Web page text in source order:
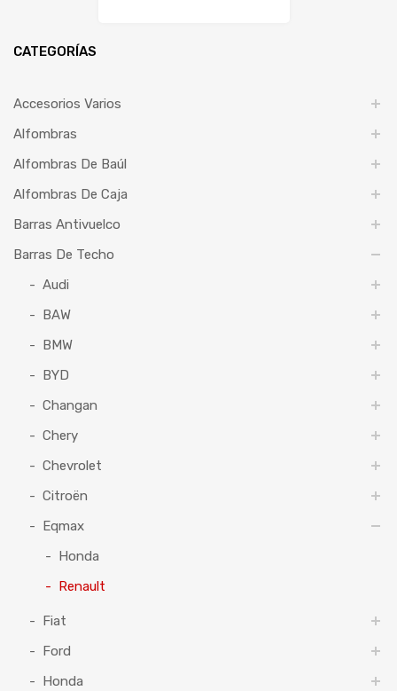
CATEGORÍAS
Accesorios Varios
Alfombras
Alfombras De Baúl
Alfombras De Caja
Barras Antivuelco
Barras De Techo
Audi
BAW
BMW
BYD
Changan
Chery
Chevrolet
Citroën
Eqmax
Honda
Renault
Fiat
Ford
Honda